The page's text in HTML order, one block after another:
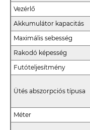
Vezérlő
Akkumulátor kapacitás
Maximális sebesség
Rakodó képesség
Futóteljesítmény
Ütés abszorpciós típusa
Méter